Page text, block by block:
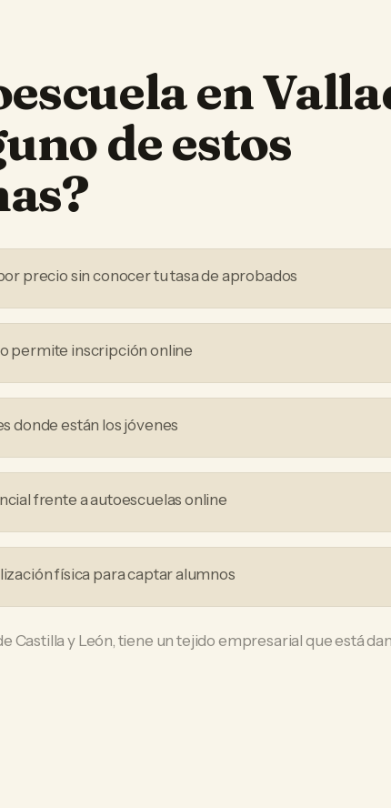
en
de estos
precio sin conocer tu tasa de aprobados
permite inscripción online
donde están los jóvenes
frente a autoescuelas online
física para captar alumnos
Castilla y León, tiene un tejido empresarial que está